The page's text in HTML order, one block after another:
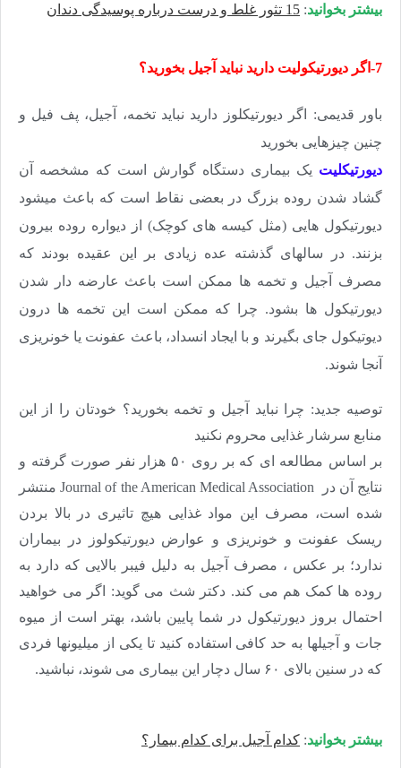
بیشتر بخوانید: 15 تثور غلط و درست درباره پوسیدگی دندان
7-اگر دیورتیکولیت دارید نباید آجیل بخورید؟
باور قدیمی: اگر دیورتیکلوز دارید نباید تخمه، آجیل، پف فیل و
چنین چیزهایی بخورید
دیورتیکلیت یک بیماری دستگاه گوارش است که مشخصه آن
گشاد شدن روده بزرگ در بعضی نقاط است که باعث میشود
دیورتیکول هایی (مثل کیسه های کوچک) از دیواره روده بیرون
بزنند. در سالهای گذشته عده زیادی بر این عقیده بودند که
مصرف آجیل و تخمه ها ممکن است باعث عارضه دار شدن
دیورتیکول ها بشود. چرا که ممکن است این تخمه ها درون
دیوتیکول جای بگیرند و با ایجاد انسداد، باعث عفونت یا خونریزی
آنجا شوند.
توصیه جدید: چرا نباید آجیل و تخمه بخورید؟ خودتان را از این
منابع سرشار غذایی محروم نکنید
بر اساس مطالعه ای که بر روی ۵۰ هزار نفر صورت گرفته و
نتایج آن در Journal of the American Medical Associationمنتشر
شده است، مصرف این مواد غذایی هیچ تاثیری در بالا بردن
ریسک عفونت و خونریزی و عوارض دیورتیکولوز در بیماران
ندارد؛ بر عکس ، مصرف آجیل به دلیل فیبر بالایی که دارد به
روده ها کمک هم می کند. دکتر شث می گوید: اگر می خواهید
احتمال بروز دیورتیکول در شما پایین باشد، بهتر است از میوه
جات و آجیلها به حد کافی استفاده کنید تا یکی از میلیونها فردی
که در سنین بالای ۶۰ سال دچار این بیماری می شوند، نباشید.
بیشتر بخوانید: کدام آجیل برای کدام بیمار؟